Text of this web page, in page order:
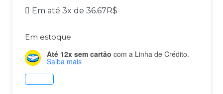
Em até 3x de 36.67R$
Em estoque
Até 12x sem cartão com a Linha de Crédito.
Saiba mais